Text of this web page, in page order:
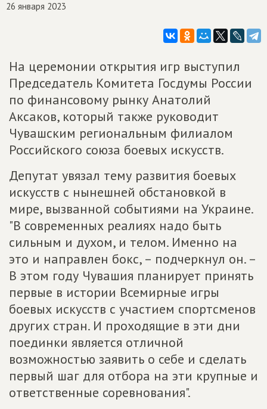
26 января 2023
На церемонии открытия игр выступил
Председатель Комитета Госдумы России
по финансовому рынку Анатолий
Аксаков, который также руководит
Чувашским региональным филиалом
Российского союза боевых искусств.
Депутат увязал тему развития боевых
искусств с нынешней обстановкой в
мире, вызванной событиями на Украине.
"В современных реалиях надо быть
сильным и духом, и телом. Именно на
это и направлен бокс, – подчеркнул он. –
В этом году Чувашия планирует принять
первые в истории Всемирные игры
боевых искусств с участием спортсменов
других стран. И проходящие в эти дни
поединки является отличной
возможностью заявить о себе и сделать
первый шаг для отбора на эти крупные и
ответственные соревнования".